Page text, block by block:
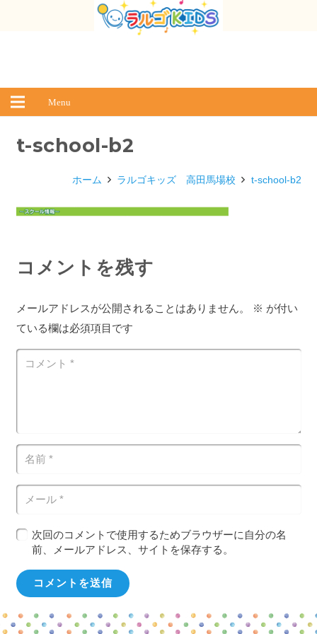
Menu
t-school-b2
ホーム ラルゴキッズ 高田馬場校 t-school-b2
コメントを残す
メールアドレスが公開されることはありません。 ※ が付い
ている欄は必須項目です
次回のコメントで使用するためブラウザーに自分の名
前、メールアドレス、サイトを保存する。
コメントを送信